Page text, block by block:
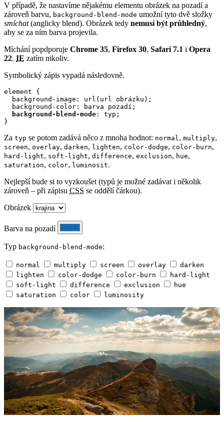
V případě, že nastavíme nějakému elementu obrázek na pozadí a
zároveň barvu, background-blend-mode umožní tyto dvě složky
smíchat(anglicky blend). Obrázek tedy nemusí být průhledný,
aby se za ním barva projevila.
Míchání popdporuje Chrome 35, Firefox 30, Safari 7.1 i Opera
22. IE zatím nikoliv.
Symbolický zápis vypadá následovně.
element {
  background-image: url(url obrázku);
  background-color: barva pozadí;
background-blend-mode : typ;
}
Za typ se potom zadává něco z mnoha hodnot: normal , multiply,
screen, overlay, darken, lighten, color-dodge, color-burn,
hard-light, soft-light, difference, exclusion, hue,
saturation, color, luminosit.
Nejlepší bude si to vyzkoušet (typů je možné zadávat i několik
zároveň – při zápisu CSS se oddělí čárkou).
Obrázek
Barva na pozadí
Typ background-blend-mode:
normal multiply screen overlay
darken
lighten
color-dodge color-burn
hard-light
soft-light
difference exclusion
hue
saturation
color luminosity